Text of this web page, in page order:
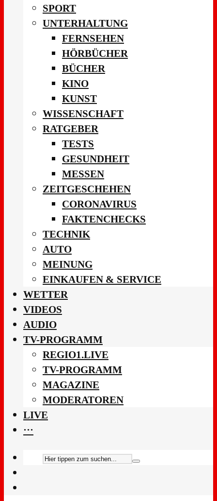
SPORT
UNTERHALTUNG
FERNSEHEN
HÖRBÜCHER
BÜCHER
KINO
KUNST
WISSENSCHAFT
RATGEBER
TESTS
GESUNDHEIT
MESSEN
ZEITGESCHEHEN
CORONAVIRUS
FAKTENCHECKS
TECHNIK
AUTO
MEINUNG
EINKAUFEN & SERVICE
WETTER
VIDEOS
AUDIO
TV-PROGRAMM
REGIO1.LIVE
TV-PROGRAMM
MAGAZINE
MODERATOREN
LIVE
···